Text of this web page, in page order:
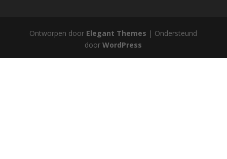
Ontworpen door Elegant Themes | Ondersteund
doorWordPress